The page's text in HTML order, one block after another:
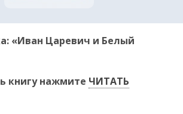
«Иван Царевич и Белый
книгу нажмите ЧИТАТЬ